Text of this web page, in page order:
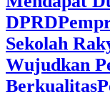
DPRD
Sekolah
Wujudkan
Berkualitas